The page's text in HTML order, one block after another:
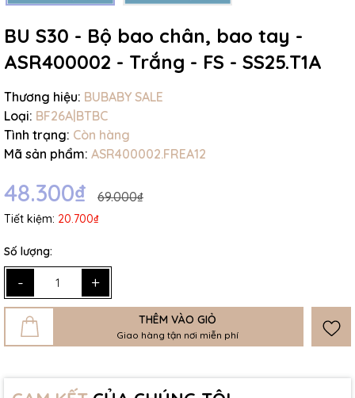
BU S30 - Bộ bao chân, bao tay -
ASR400002 - Trắng - FS - SS25.T1A
Thương hiệu: BUBABY SALE
Loại: BF26A|BTBC
Tình trạng: Còn hàng
Mã sản phẩm: ASR400002.FREA12
48.300₫ 69.000₫
Tiết kiệm: 20.700₫
Số lượng:
- +
THÊM VÀO GIỎ
Giao hàng tận nơi miễn phí